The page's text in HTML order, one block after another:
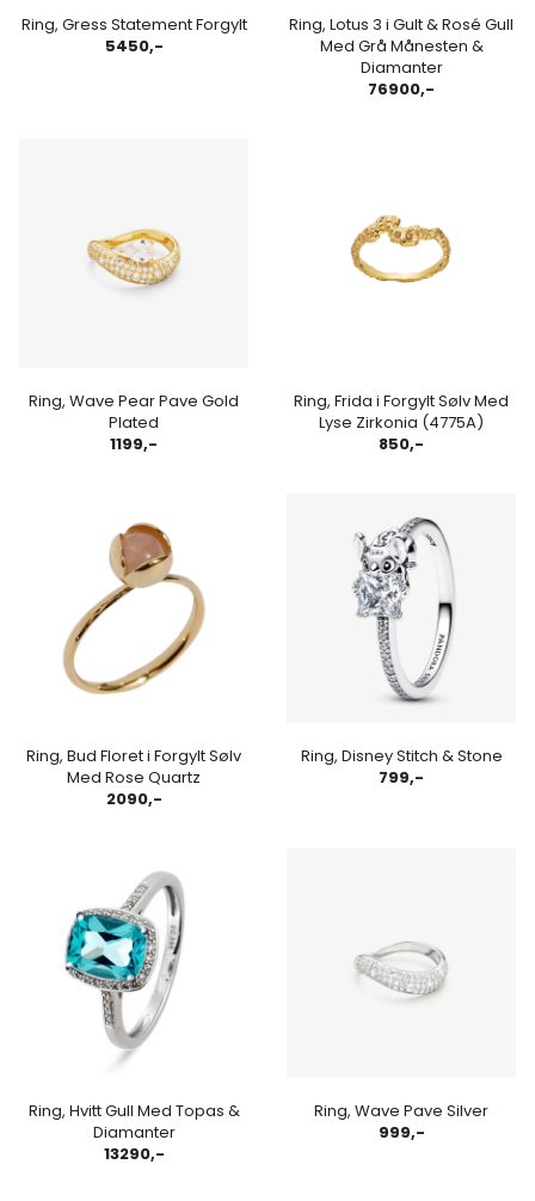
Ring, Gress Statement Forgylt
5450,-
Ring, Lotus 3 i Gult & Rosé Gull
Med Grå Månesten &
Diamanter
76900,-
Ring, Wave Pear Pave Gold
Plated
1199,-
Ring, Frida i Forgylt Sølv Med
Lyse Zirkonia (4775A)
850,-
Ring, Bud Floret i Forgylt Sølv
Med Rose Quartz
2090,-
Ring, Disney Stitch & Stone
799,-
Ring, Hvitt Gull Med Topas &
Diamanter
13290,-
Ring, Wave Pave Silver
999,-